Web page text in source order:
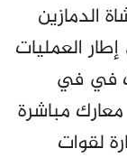
الدمازين
العمليات
في في
مباشرة
لقوات